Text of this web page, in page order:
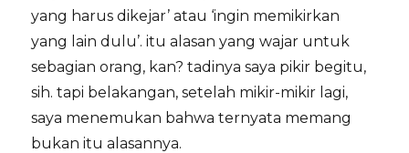
yang harus dikejar’ atau ‘ingin memikirkan
yang lain dulu’. itu alasan yang wajar untuk
sebagian orang, kan? tadinya saya pikir begitu,
sih. tapi belakangan, setelah mikir-mikir lagi,
saya menemukan bahwa ternyata memang
bukan itu alasannya.